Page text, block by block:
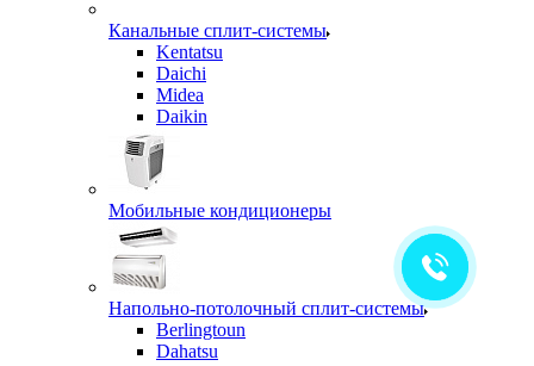
Канальные сплит-системы
Kentatsu
Daichi
Midea
Daikin
Мобильные кондиционеры
Напольно-потолочный сплит-системы
Berlingtoun
Dahatsu